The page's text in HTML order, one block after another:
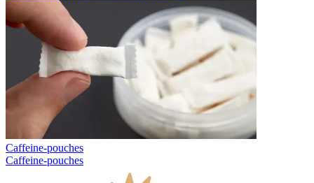
Caffeine-pouches
Caffeine-pouches